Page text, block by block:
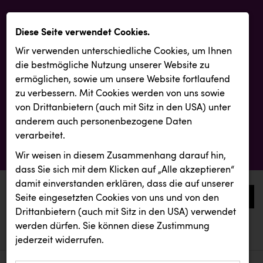
0
aktuelle aussendungen
aktuelle aussendungen
Diese Seite verwendet Cookies.
Wir verwenden unterschiedliche Cookies, um Ihnen
die best­mögliche Nutzung unserer Website zu
ermöglichen, sowie um unsere Website fortlaufend
zu verbessern. Mit Cookies werden von uns sowie
von Drittanbietern (auch mit Sitz in den USA) unter
anderem auch personenbezogene Daten
verarbeitet.
Wir weisen in diesem Zusammenhang darauf hin,
dass Sie sich mit dem Klicken auf „Alle akzeptieren“
damit ein­ver­standen erklären, dass die auf unserer
Seite eingesetzten Cookies von uns und von den
Drittanbietern (auch mit Sitz in den USA) verwendet
werden dürfen. Sie können diese Zustimmung
jederzeit widerrufen.